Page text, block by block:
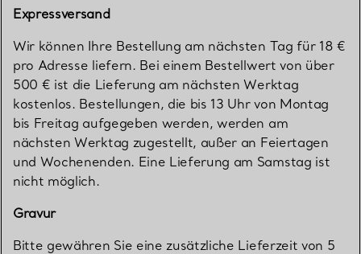
Expressversand
Wir können Ihre Bestellung am nächsten Tag für 18 €
pro Adresse liefern. Bei einem Bestellwert von über
500 € ist die Lieferung am nächsten Werktag
kostenlos. Bestellungen, die bis 13 Uhr von Montag
bis Freitag aufgegeben werden, werden am
nächsten Werktag zugestellt, außer an Feiertagen
und Wochenenden. Eine Lieferung am Samstag ist
nicht möglich.
Gravur
Bitte gewähren Sie eine zusätzliche Lieferzeit von 5